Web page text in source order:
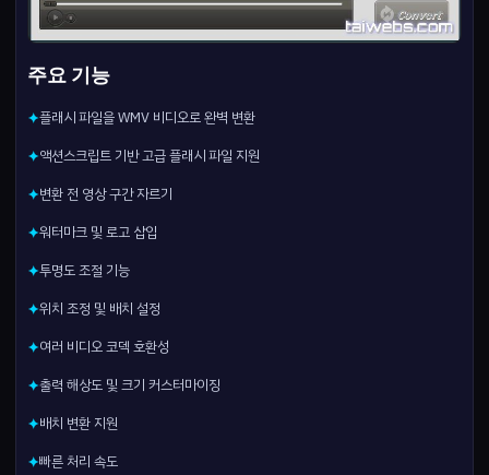
주요 기능
✦플래시 파일을 WMV 비디오로 완벽 변환
✦액션스크립트 기반 고급 플래시 파일 지원
✦변환 전 영상 구간 자르기
✦워터마크 및 로고 삽입
✦투명도 조절 기능
✦위치 조정 및 배치 설정
✦여러 비디오 코덱 호환성
✦출력 해상도 및 크기 커스터마이징
✦배치 변환 지원
✦빠른 처리 속도